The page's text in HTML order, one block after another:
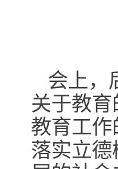
会上，
关于教
教育工
落实立